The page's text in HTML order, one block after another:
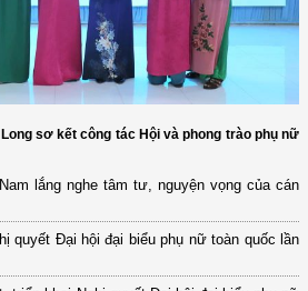
Long sơ kết công tác Hội và phong trào phụ nữ
lắng nghe tâm tư, nguyện vọng của cán
quyết Đại hội đại biểu phụ nữ toàn quốc lần